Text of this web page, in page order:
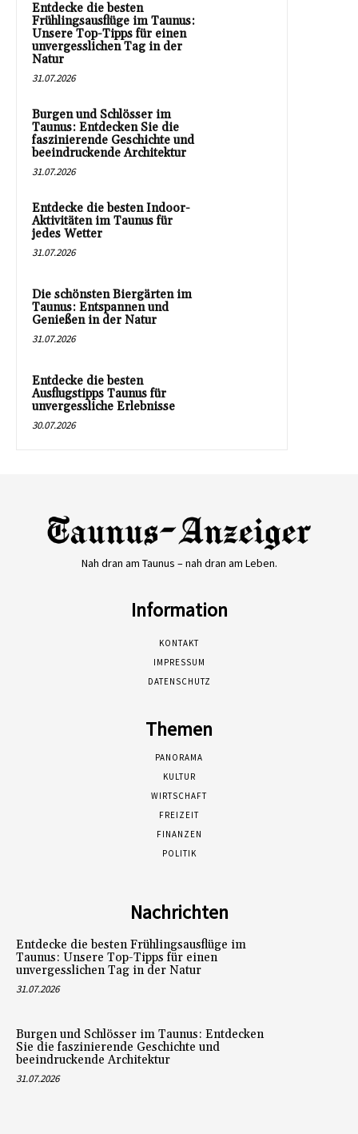
Entdecke die besten
Frühlingsausflüge im Taunus:
Unsere Top-Tipps für einen
unvergesslichen Tag in der
Natur
31.07.2026
Burgen und Schlösser im
Taunus: Entdecken Sie die
faszinierende Geschichte und
beeindruckende Architektur
31.07.2026
Entdecke die besten Indoor-
Aktivitäten im Taunus für
jedes Wetter
31.07.2026
Die schönsten Biergärten im
Taunus: Entspannen und
Genießen in der Natur
31.07.2026
Entdecke die besten
Ausflugstipps Taunus für
unvergessliche Erlebnisse
30.07.2026
Nah dran am Taunus – nah dran am Leben.
Information
KONTAKT
IMPRESSUM
DATENSCHUTZ
Themen
PANORAMA
KULTUR
WIRTSCHAFT
FREIZEIT
FINANZEN
POLITIK
Nachrichten
Entdecke die besten Frühlingsausflüge im
Taunus: Unsere Top-Tipps für einen
unvergesslichen Tag in der Natur
31.07.2026
Burgen und Schlösser im Taunus: Entdecken
Sie die faszinierende Geschichte und
beeindruckende Architektur
31.07.2026